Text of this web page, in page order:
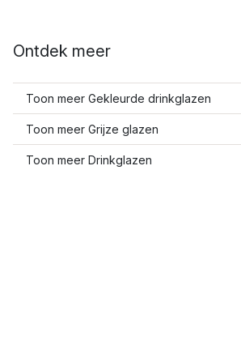
Ontdek meer
Toon meer Gekleurde drinkglazen
Toon meer Grijze glazen
Toon meer Drinkglazen